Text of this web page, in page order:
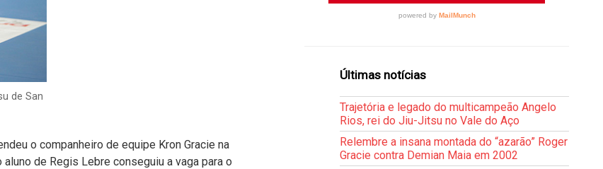
de San
o companheiro de equipe Kron Gracie na
de Regis Lebre conseguiu a vaga para o
Últimas notícias
Trajetória e legado do multicampeão Angelo
Rios, rei do Jiu-Jitsu no Vale do Aço
Relembre a insana montada do “azarão” Roger
Gracie contra Demian Maia em 2002